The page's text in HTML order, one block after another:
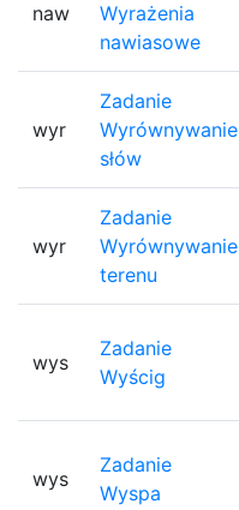
naw
Wyrażenia
nawiasowe
wyr
Zadanie
Wyrównywanie
słów
wyr
Zadanie
Wyrównywanie
terenu
wys
Zadanie
Wyścig
wys
Zadanie
Wyspa